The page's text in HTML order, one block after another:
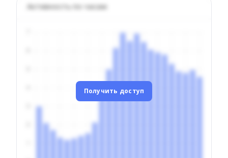
Активность по часам
Получить доступ